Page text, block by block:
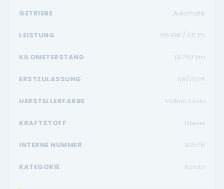
GETRIEBE Automatik
LEISTUNG 96 KW / 131 PS
KILOMETERSTAND 19.750 km
ERSTZULASSUNG 09/2024
HERSTELLERFARBE Vulkan Grau
KRAFTSTOFF Diesel
INTERNE NUMMER 92576
KATEGORIE Kombi